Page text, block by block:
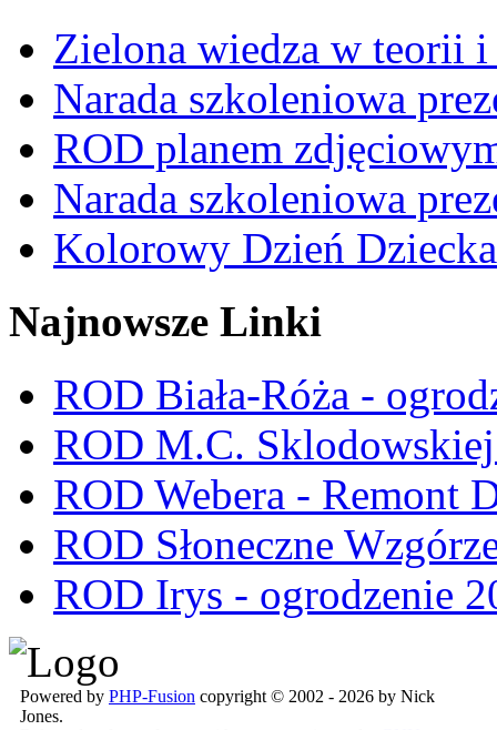
Zielona wiedza w teorii
Narada szkoleniowa
ROD planem
Narada szkoleniowa
Kolorowy Dzień
Najnowsze Linki
ROD Biała-Róża -
ROD M.C.
ROD Webera - Remont
ROD Słoneczne
ROD Irys - ogrodzenie
Powered by PHP-Fusion copyright © 2002 - 2026 by Nick
Jones.